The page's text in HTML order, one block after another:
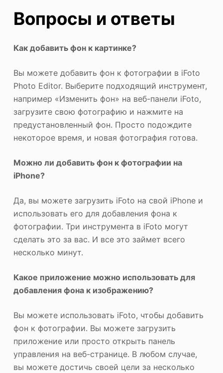
Вопросы и ответы
Как добавить фон к картинке?
Вы можете добавить фон к фотографии в iFoto
Photo Editor. Выберите подходящий инструмент,
например «Изменить фон» на веб-панели iFoto,
загрузите свою фотографию и нажмите на
предустановленный фон. Просто подождите
некоторое время, и новая фотография готова.
Можно ли добавить фон к фотографии на
iPhone?
Да, вы можете загрузить iFoto на свой iPhone и
использовать его для добавления фона к
фотографии. Три инструмента в iFoto могут
сделать это за вас. И все это займет всего
несколько минут.
Какое приложение можно использовать для
добавления фона к изображению?
Вы можете использовать iFoto, чтобы добавить
фон к фотографии. Вы можете загрузить
приложение или просто открыть панель
управления на веб-странице. В любом случае,
вы можете достичь своей цели за несколько